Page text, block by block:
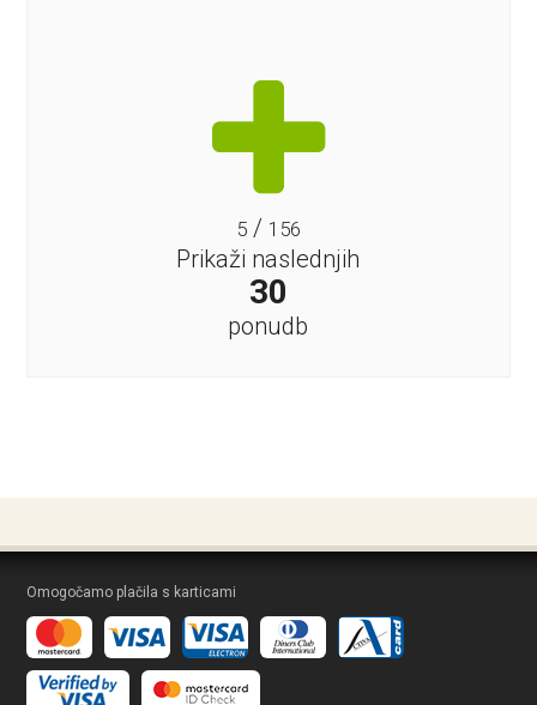
5/ 156
Prikaži naslednjih
30
ponudb
Omogočamo plačila s karticami